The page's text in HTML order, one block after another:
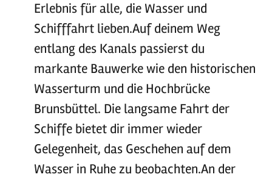
Erlebnis für alle, die Wasser und
Schifffahrt lieben.Auf deinem Weg
entlang des Kanals passierst du
markante Bauwerke wie den historischen
Wasserturm und die Hochbrücke
Brunsbüttel. Die langsame Fahrt der
Schiffe bietet dir immer wieder
Gelegenheit, das Geschehen auf dem
Wasser in Ruhe zu beobachten.An der